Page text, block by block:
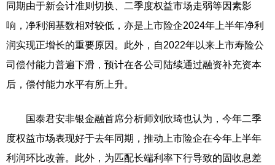
同期由于新会计准则切换、二季度权益市场走弱等因素影
响，净利润基数相对较低，亦是上市险企2024年上半年净利
润实现正增长的重要原因。此外，自2022年以来上市寿险公
司偿付能力普遍下滑，预计在各公司陆续通过融资补充资本
后，偿付能力水平有所上升。
国泰君安非银金融首席分析师刘欣琦也认为，今年二季
度权益市场表现好于去年同期，推动上市险企在今年上半年
利润环比改善。此外，为匹配长端利率下行导致的固收息差